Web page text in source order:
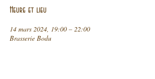
Heure et lieu
14 mars 2024, 19:00 – 22:00
Brasserie Bodu